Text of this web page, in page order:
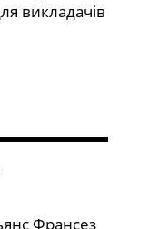
викладачів
Франсез